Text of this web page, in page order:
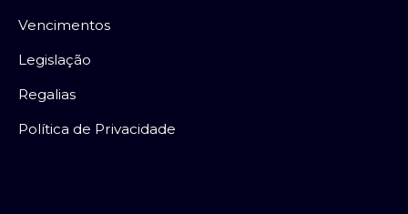
Vencimentos
Legislação
Regalias
Política de Privacidade